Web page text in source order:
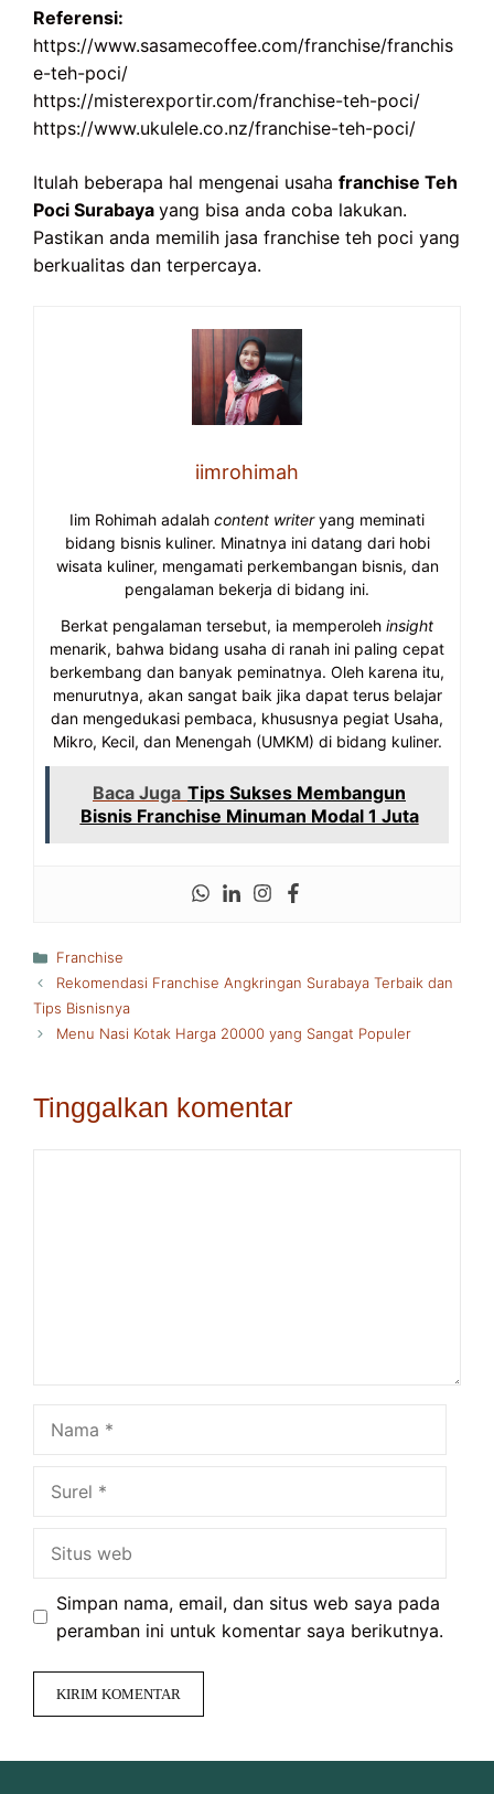
Referensi:
https://www.sasamecoffee.com/franchise/franchis
e-teh-poci/
https://misterexportir.com/franchise-teh-poci/
https://www.ukulele.co.nz/franchise-teh-poci/
Itulah beberapa hal mengenai usaha franchise Teh
Poci Surabaya yang bisa anda coba lakukan.
Pastikan anda memilih jasa franchise teh poci yang
berkualitas dan terpercaya.
iimrohimah
Iim Rohimah adalah content writeryang meminati
bidang bisnis kuliner. Minatnya ini datang dari hobi
wisata kuliner, mengamati perkembangan bisnis, dan
pengalaman bekerja di bidang ini.
Berkat pengalaman tersebut, ia memperoleh insight
menarik, bahwa bidang usaha di ranah ini paling cepat
berkembang dan banyak peminatnya. Oleh karena itu,
menurutnya, akan sangat baik jika dapat terus belajar
dan mengedukasi pembaca, khususnya pegiat Usaha,
Mikro, Kecil, dan Menengah (UMKM) di bidang kuliner.
Baca Juga Tips Sukses Membangun
Bisnis Franchise Minuman Modal 1 Juta
Kategori
Franchise
Rekomendasi Franchise Angkringan Surabaya Terbaik dan
Tips Bisnisnya
Menu Nasi Kotak Harga 20000 yang Sangat Populer
Tinggalkan komentar
web
Simpan nama, email, dan situs web saya pada
peramban ini untuk komentar saya berikutnya.